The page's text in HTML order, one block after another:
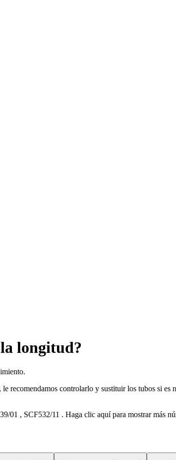
longitud?
recomendamos controlarlo y sustituir los tubos si
01 , SCF532/11 . Haga clic aquí para mostrar más